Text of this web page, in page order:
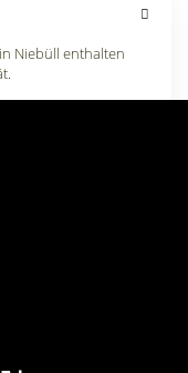
Niebüll enthalten